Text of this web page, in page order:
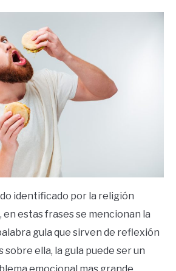
identificado por la religión
en estas frases se mencionan la
gula que sirven de reflexión
sobre ella, la gula puede ser un